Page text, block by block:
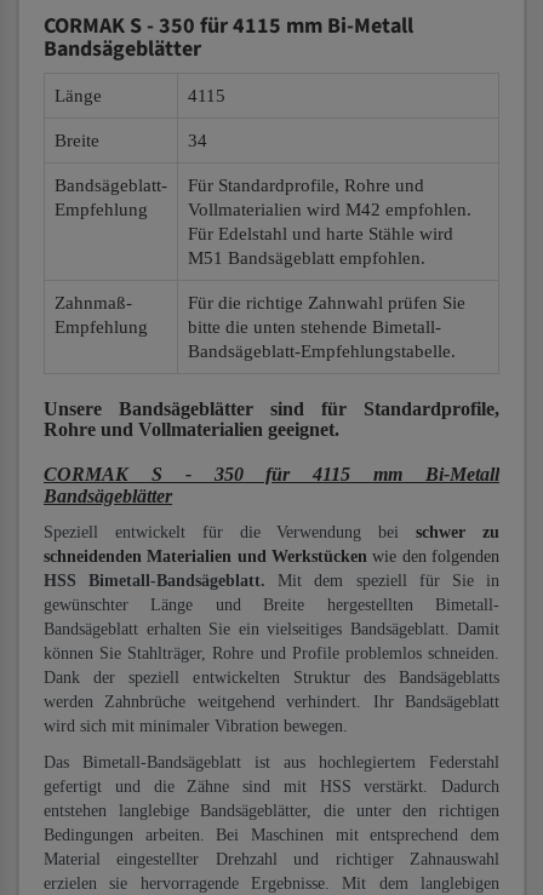
CORMAK S - 350 für 4115 mm Bi-Metall
Bandsägeblätter
Länge 4115
Breite 34
Bandsägeblatt-
Empfehlung
Für Standardprofile, Rohre und
Vollmaterialien wird M42 empfohlen.
Für Edelstahl und harte Stähle wird
M51 Bandsägeblatt empfohlen.
Zahnmaß-
Empfehlung
Für die richtige Zahnwahl prüfen Sie
bitte die unten stehende Bimetall-
Bandsägeblatt-Empfehlungstabelle.
Unsere Bandsägeblätter sind für Standardprofile,
Rohre und Vollmaterialien geeignet.
CORMAK S - 350 für 4115 mm Bi-Metall
Bandsägeblätter
Speziell entwickelt für die Verwendung beischwer zu
schneidenden Materialien und Werkstücken wie den folgenden
HSS Bimetall-Bandsägeblatt. Mit dem speziell für Sie in
gewünschter Länge und Breite hergestellten Bimetall-
Bandsägeblatt erhalten Sie ein vielseitiges Bandsägeblatt. Damit
können Sie Stahlträger, Rohre und Profile problemlos schneiden.
Dank der speziell entwickelten Struktur des Bandsägeblatts
werden Zahnbrüche weitgehend verhindert. Ihr Bandsägeblatt
wird sich mit minimaler Vibration bewegen.
Das Bimetall-Bandsägeblatt ist aus hochlegiertem Federstahl
gefertigt und die Zähne sind mit HSS verstärkt. Dadurch
entstehen langlebige Bandsägeblätter, die unter den richtigen
Bedingungen arbeiten. Bei Maschinen mit entsprechend dem
Material eingestellter Drehzahl und richtiger Zahnauswahl
erzielen sie hervorragende Ergebnisse. Mit dem langlebigen